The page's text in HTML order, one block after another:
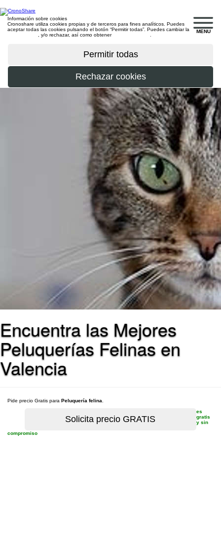
MENU
Información sobre cookies
Cronoshare utiliza cookies propias y de terceros para fines analíticos. Puedes
aceptar todas las cookies pulsando el botón “Permitir todas”. Puedes cambiar la
, y/o rechazar, así como obtener
Encuentra las Mejores
Peluquerías Felinas en
Valencia
Pide precio Gratis para Peluquería felina
es
gratis
y sin
compromiso